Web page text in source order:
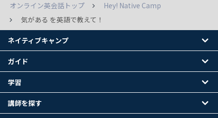
オンライン英会話トップ
Hey! Native Camp
気がある を英語で教えて！
ネイティブキャンプ
ガイド
学習
講師を探す